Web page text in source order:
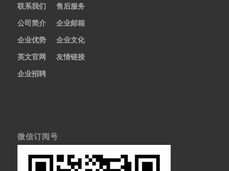
联系我们
售后服务
公司简介
企业邮箱
企业优势
企业文化
英文官网
友情链接
企业招聘
微信订阅号